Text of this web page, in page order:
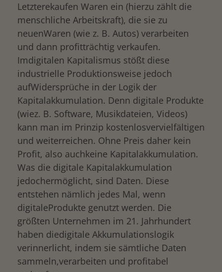
Letzterekaufen Waren ein (hierzu zählt die
menschliche Arbeitskraft), die sie zu
neuenWaren (wie z. B. Autos) verarbeiten
und dann profitträchtig verkaufen.
Imdigitalen Kapitalismus stößt diese
industrielle Produktionsweise jedoch
aufWidersprüche in der Logik der
Kapitalakkumulation. Denn digitale Produkte
(wiez. B. Software, Musikdateien, Videos)
kann man im Prinzip kostenlosvervielfältigen
und weiterreichen. Ohne Preis daher kein
Profit, also auchkeine Kapitalakkumulation.
Was die digitale Kapitalakkumulation
jedochermöglicht, sind Daten. Diese
entstehen nämlich jedes Mal, wenn
digitaleProdukte genutzt werden. Die
größten Unternehmen im 21. Jahrhundert
haben diedigitale Akkumulationslogik
verinnerlicht, indem sie sämtliche Daten
sammeln,verarbeiten und profitabel